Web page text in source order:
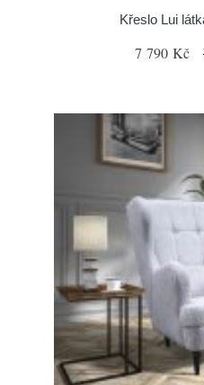
Křeslo Lui
7 790 Kč